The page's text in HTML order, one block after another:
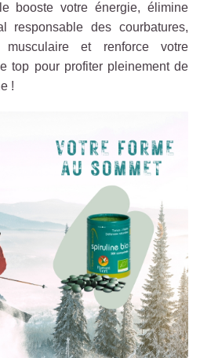
booste votre énergie, élimine
responsable des courbatures,
musculaire et renforce votre
top pour profiter pleinement de
!